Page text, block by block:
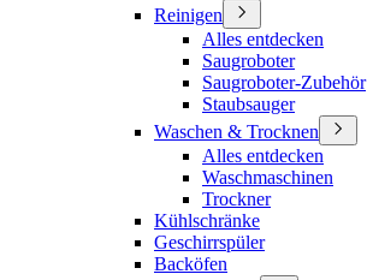
Reinigen
Alles entdecken
Saugroboter
Saugroboter-Zubehör
Staubsauger
Waschen & Trocknen
Alles entdecken
Waschmaschinen
Trockner
Kühlschränke
Geschirrspüler
Backöfen